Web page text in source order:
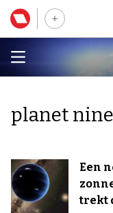
planet nine
Een
trekt